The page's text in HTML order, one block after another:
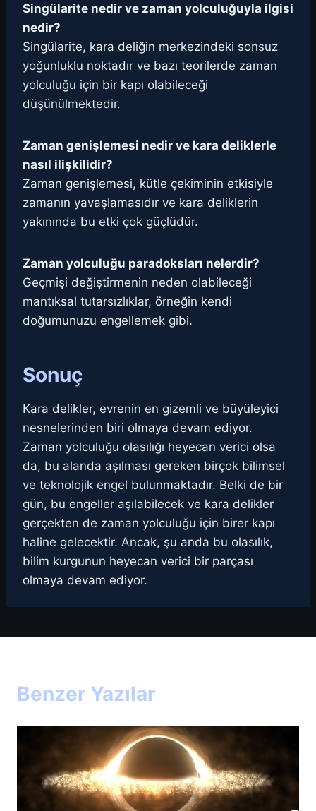
Singülarite nedir ve zaman yolculuğuyla ilgisi
nedir?
Singülarite, kara deliğin merkezindeki sonsuz
yoğunluklu noktadır ve bazı teorilerde zaman
yolculuğu için bir kapı olabileceği
düşünülmektedir.
Zaman genişlemesi nedir ve kara deliklerle
nasıl ilişkilidir?
Zaman genişlemesi, kütle çekiminin etkisiyle
zamanın yavaşlamasıdır ve kara deliklerin
yakınında bu etki çok güçlüdür.
Zaman yolculuğu paradoksları nelerdir?
Geçmişi değiştirmenin neden olabileceği
mantıksal tutarsızlıklar, örneğin kendi
doğumunuzu engellemek gibi.
Sonuç
Kara delikler, evrenin en gizemli ve büyüleyici
nesnelerinden biri olmaya devam ediyor.
Zaman yolculuğu olasılığı heyecan verici olsa
da, bu alanda aşılması gereken birçok bilimsel
ve teknolojik engel bulunmaktadır. Belki de bir
gün, bu engeller aşılabilecek ve kara delikler
gerçekten de zaman yolculuğu için birer kapı
haline gelecektir. Ancak, şu anda bu olasılık,
bilim kurgunun heyecan verici bir parçası
olmaya devam ediyor.
Benzer Yazılar